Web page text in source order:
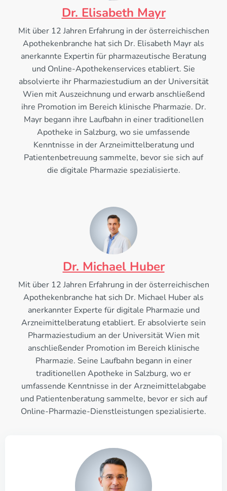
Dr. Elisabeth Mayr
Mit über 12 Jahren Erfahrung in der österreichischen
Apothekenbranche hat sich Dr. Elisabeth Mayr als
anerkannte Expertin für pharmazeutische Beratung
und Online-Apothekenservices etabliert. Sie
absolvierte ihr Pharmaziestudium an der Universität
Wien mit Auszeichnung und erwarb anschließend
ihre Promotion im Bereich klinische Pharmazie. Dr.
Mayr begann ihre Laufbahn in einer traditionellen
Apotheke in Salzburg, wo sie umfassende
Kenntnisse in der Arzneimittelberatung und
Patientenbetreuung sammelte, bevor sie sich auf
die digitale Pharmazie spezialisierte.
Dr. Michael Huber
Mit über 12 Jahren Erfahrung in der österreichischen
Apothekenbranche hat sich Dr. Michael Huber als
anerkannter Experte für digitale Pharmazie und
Arzneimittelberatung etabliert. Er absolvierte sein
Pharmaziestudium an der Universität Wien mit
anschließender Promotion im Bereich klinische
Pharmazie. Seine Laufbahn begann in einer
traditionellen Apotheke in Salzburg, wo er
umfassende Kenntnisse in der Arzneimittelabgabe
und Patientenberatung sammelte, bevor er sich auf
Online-Pharmazie-Dienstleistungen spezialisierte.